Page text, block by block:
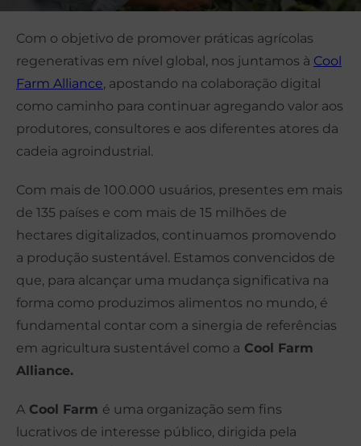
Com o objetivo de promover práticas agrícolas
regenerativas em nível global, nos juntamos à Cool
Farm Alliance, apostando na colaboração digital
como caminho para continuar agregando valor aos
produtores, consultores e aos diferentes atores da
cadeia agroindustrial.
Com mais de 100.000 usuários, presentes em mais
de 135 países e com mais de 15 milhões de
hectares digitalizados, continuamos promovendo
a produção sustentável. Estamos convencidos de
que, para alcançar uma mudança significativa na
forma como produzimos alimentos no mundo, é
fundamental contar com a sinergia de referências
em agricultura sustentável como a Cool Farm
Alliance.
A Cool Farm é uma organização sem fins
lucrativos de interesse público, dirigida pela